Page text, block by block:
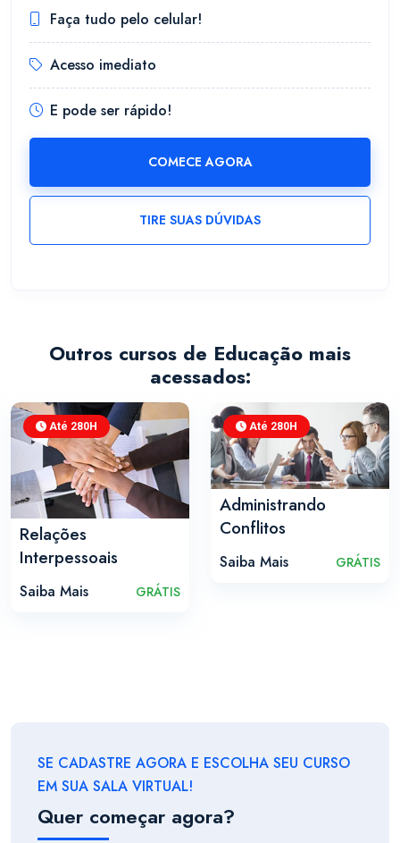
Faça tudo pelo celular!
Acesso imediato
E pode ser rápido!
COMECE AGORA
TIRE SUAS DÚVIDAS
Outros cursos de Educação mais
acessados:
Até 280H
Relações
Interpessoais
Saiba Mais GRÁTIS
Até 280H
Administrando
Conflitos
Saiba Mais GRÁTIS
SE CADASTRE AGORA E ESCOLHA SEU CURSO
EM SUA SALA VIRTUAL!
Quer começar agora?